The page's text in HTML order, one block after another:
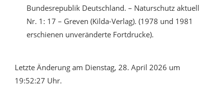
Bundesrepublik Deutschland. – Naturschutz aktuell
Nr. 1: 17 – Greven (Kilda-Verlag). (1978 und 1981
erschienen unveränderte Fortdrucke).
Letzte Änderung am Dienstag, 28. April 2026 um
19:52:27 Uhr.